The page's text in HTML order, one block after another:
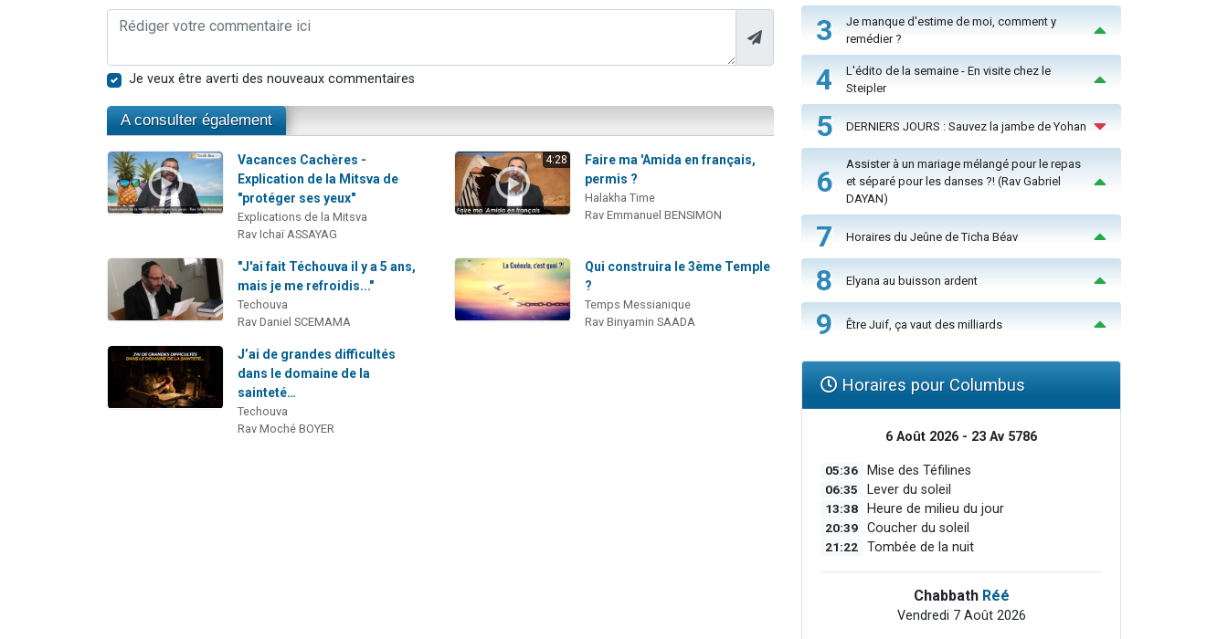
Je veux être averti des nouveaux commentaires
A consulter également
Vacances Cachères -
Explication de la Mitsva de
"protéger ses yeux"
Explications de la Mitsva
Rav Ichaï ASSAYAG
4:28
Faire ma 'Amida en français,
permis ?
Halakha Time
Rav Emmanuel BENSIMON
"J'ai fait Téchouva il y a 5 ans,
mais je me refroidis..."
Techouva
Rav Daniel SCEMAMA
Qui construira le 3ème Temple
?
Temps Messianique
Rav Binyamin SAADA
J’ai de grandes difficultés
dans le domaine de la
sainteté…
Techouva
Rav Moché BOYER
3
Je manque d'estime de moi, comment y
remédier ?
4
L'édito de la semaine - En visite chez le
Steipler
5 DERNIERS JOURS : Sauvez la jambe de Yohan
6
Assister à un mariage mélangé pour le repas
et séparé pour les danses ?! (Rav Gabriel
DAYAN)
7 Horaires du Jeûne de Ticha Béav
8 Elyana au buisson ardent
9 Être Juif, ça vaut des milliards
Horaires pour Columbus
6 Août 2026 - 23 Av 5786
05:36 Mise des Téfilines
06:35 Lever du soleil
13:38 Heure de milieu du jour
20:39 Coucher du soleil
21:22 Tombée de la nuit
Chabbath Réé
Vendredi 7 Août 2026